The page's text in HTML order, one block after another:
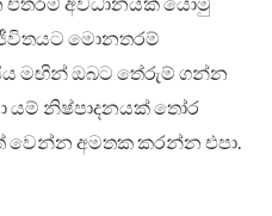
මොනතරම්
මඟින් ඔබට තේරුම් ගන්න
යම් නිෂ්පාදනයක් තෝර
වෙන්න අමතක කරන්න එපා.